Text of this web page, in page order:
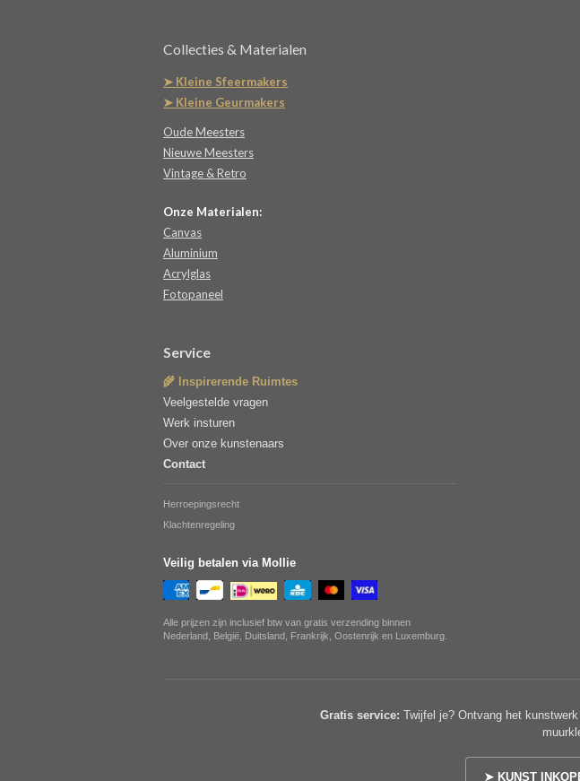
Collecties & Materialen
➤ Kleine Sfeermakers
➤ Kleine Geurmakers
Oude Meesters
Nieuwe Meesters
Vintage & Retro
Onze Materialen:
Canvas
Aluminium
Acrylglas
Fotopaneel
Service
🌾 Inspirerende Ruimtes
Veelgestelde vragen
Werk insturen
Over onze kunstenaars
Contact
Herroepingsrecht
Klachtenregeling
Veilig betalen via Mollie
Alle prijzen zijn inclusief btw van gratis verzending binnen
Nederland, België, Duitsland, Frankrijk, Oostenrijk en Luxemburg.
Gratis service: Twijfel je? Ontvang het
➤ KUNST